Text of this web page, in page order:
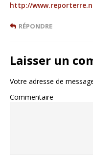
http://
RÉPONDRE
Laisser un
Votre adresse de
Commentaire